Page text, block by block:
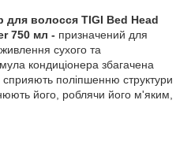
волосся TIGI Bed Head
750 мл - призначений для
сухого та
кондиціонера збагачена
сприяють поліпшенню структури
його, роблячи його м'яким,